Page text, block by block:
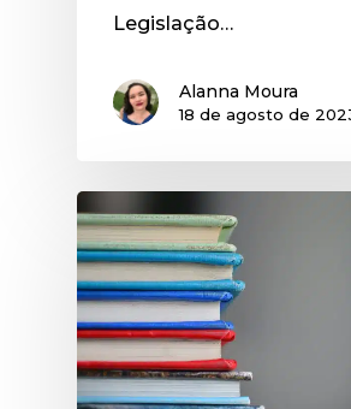
Legislação…
Alanna Moura
18 de agosto de